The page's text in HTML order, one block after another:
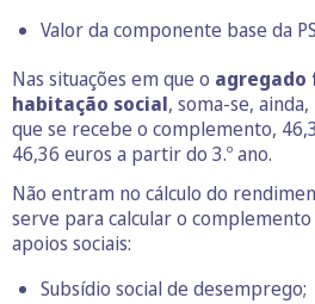
Valor da componente base da
Nas situações em que o agregado
habitação social, soma-se,
que se recebe o complemento,
46,36 euros a partir do 3.º ano.
Não entram no cálculo do
serve para calcular o complemento
apoios sociais:
Subsídio social de desemprego;